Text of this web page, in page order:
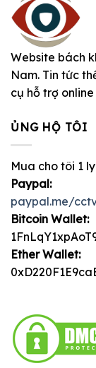
Website bách
Nam. Tin tức
cụ hỗ trợ online
ỦNG HỘ TÔI
Mua cho tôi 1
Paypal:
paypal.me/
Bitcoin Wallet:
Ether Wallet: